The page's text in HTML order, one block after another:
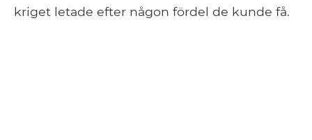
kriget letade efter någon fördel de kunde få.